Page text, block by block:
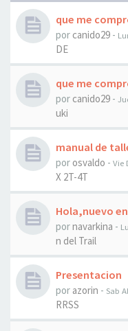
que me
por canido29 -
DE
que me
por canido29 -
uki
manual de
por osvaldo - Vie
X 2T-4T
Hola,nuevo
pornavarkina -
n del Trail
Presentacion
por azorin - Sab
RRSS